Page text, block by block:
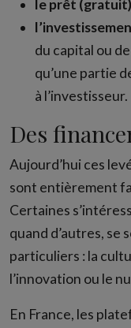
le prêt
du capital ou
qu’une partie
à l’investisseur.
Des
Aujourd’hui ces
sont entièrement
Certaines
quand d’autres, se
particuliers : la
l’innovation ou le
En France, les